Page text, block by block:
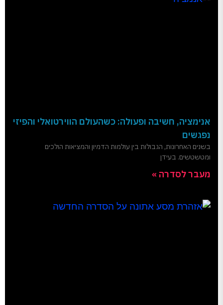
אנימציה, חשיבה ופעולה: כשהעולם הווירטואלי והפיזי
נפגשים
בשנים האחרונות, הגבולות בין עולמות הדמיון והמציאות הולכים
ומטשטשים. בעידן
מעבר לסדרה »